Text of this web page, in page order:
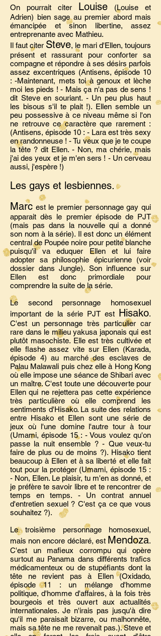
On pourrait citer Louise (Louise et
Adrien) bien sage au premier abord mais
émancipée et sinon libertine, assez
entreprenante avec Mathieu.
Il faut citer Steve, le mari d'Ellen, toujours
présent et rassurant pour conforter sa
compagne et répondre à ses désirs parfois
assez excentriques (Antisens, épisode 10
: -Maintenant, mets toi à genoux et lèche
moi les pieds ! - Mais ça n'a pas de sens !
dit Steve en souriant. - Un peu plus haut
les bisous s'il te plait !). Ellen semble un
peu possessive à ce niveau même si l'on
ne retrouve ce caractère que rarement :
(Antisens, épisode 10 : - Lara est très sexy
en randonneuse ! - Tu veux que je te coupe
la tête ? dit Ellen. - Non, ma chérie, mais
j'ai des yeux et je m'en sers ! - Un cerveau
aussi, j'espère !)
Les gays et lesbiennes.
Marc est le premier personnage gay qui
apparait dès le premier épisode de PJT
(mais pas dans la nouvelle qui a donné
son nom à la série). Il est donc un élément
central de Poupée noire pour petite blanche
puisqu'il va eduquer Ellen et lui faire
adopter sa philosophie épicurienne (voir
dossier dans Jungle). Son influence sur
Ellen est donc primordiale pour
comprendre la suite de la série.
Le second personnage homosexuel
important de la série PJT est Hisako.
C'est un personnage très particulier car
rare dans le milieu yakusa japonais qui est
plutôt masochiste. Elle est très cultivée et
elle flashe assez vite sur Ellen (Karada,
épisode 4) au marché des esclaves de
Palau Malawali puis chez elle à Hong Kong
où elle impose une séance de Shibari avec
un maître. C'est toute une découverte pour
Ellen qui ne rejettera pas cette expérience
très particulière où elle comprend les
sentiments d'Hisako. La suite des relations
entre Hisako et Ellen sont une série de
jeux où l'une domine l'autre tour à tour
(Umami, épisode 15 : - Vous voulez qu'on
passe la nuit ensemble ? - Que veux-tu
faire de plus ou de moins ?). Hisako tient
beaucoup à Ellen et à sa liberté et elle fait
tout pour la protéger (Umami, épisode 15 :
- Non, Ellen. Le plaisir, tu m'en as donné, et
je préfère te savoir libre et te rencontrer de
temps en temps. - Un contrat annuel
d'entretien sexuel ? C'est ça ce que vous
souhaitez ?).
Le troisième personnage homosexuel,
mais non encore déclaré, est Mendoza.
C'est un mafieux corrompu qui opère
surtout au Panama dans différents trafics
médicamenteux ou de stupéfiants dont la
tête ne revient pas à Ellen (Oxidado,
épisode 11 : un mélange d'homme
politique, d'homme d'affaires, à la fois très
bourgeois et très ouvert aux actualités
internationales. Je n'irais pas jusqu'à dire
qu'il me paraisait bizarre, ou malhonnête,
mais sa tête ne me revenait pas.). Steve et